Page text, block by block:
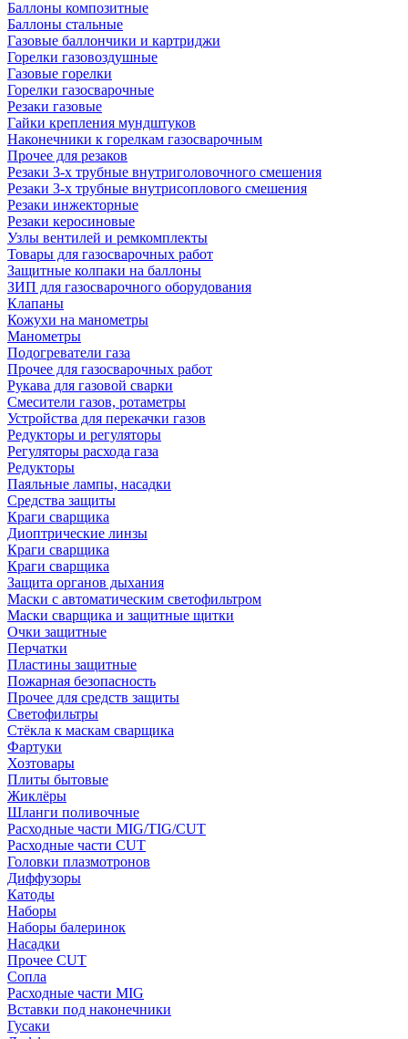
Баллоны композитные
Баллоны стальные
Газовые баллончики и картриджи
Горелки газовоздушные
Газовые горелки
Горелки газосварочные
Резаки газовые
Гайки крепления мундштуков
Наконечники к горелкам газосварочным
Прочее для резаков
Резаки 3-х трубные внутриголовочного смешения
Резаки 3-х трубные внутрисоплового смешения
Резаки инжекторные
Резаки керосиновые
Узлы вентилей и ремкомплекты
Товары для газосварочных работ
Защитные колпаки на баллоны
ЗИП для газосварочного оборудования
Клапаны
Кожухи на манометры
Манометры
Подогреватели газа
Прочее для газосварочных работ
Рукава для газовой сварки
Смесители газов, ротаметры
Устройства для перекачки газов
Редукторы и регуляторы
Регуляторы расхода газа
Редукторы
Паяльные лампы, насадки
Средства защиты
Краги сварщика
Диоптрические линзы
Краги сварщика
Краги сварщика
Защита органов дыхания
Маски с автоматическим светофильтром
Маски сварщика и защитные щитки
Очки защитные
Перчатки
Пластины защитные
Пожарная безопасность
Прочее для средств защиты
Светофильтры
Стёкла к маскам сварщика
Фартуки
Хозтовары
Плиты бытовые
Жиклёры
Шланги поливочные
Расходные части MIG/TIG/CUT
Расходные части CUT
Головки плазмотронов
Диффузоры
Катоды
Наборы
Наборы балеринок
Насадки
Прочее CUT
Сопла
Расходные части MIG
Вставки под наконечники
Гусаки